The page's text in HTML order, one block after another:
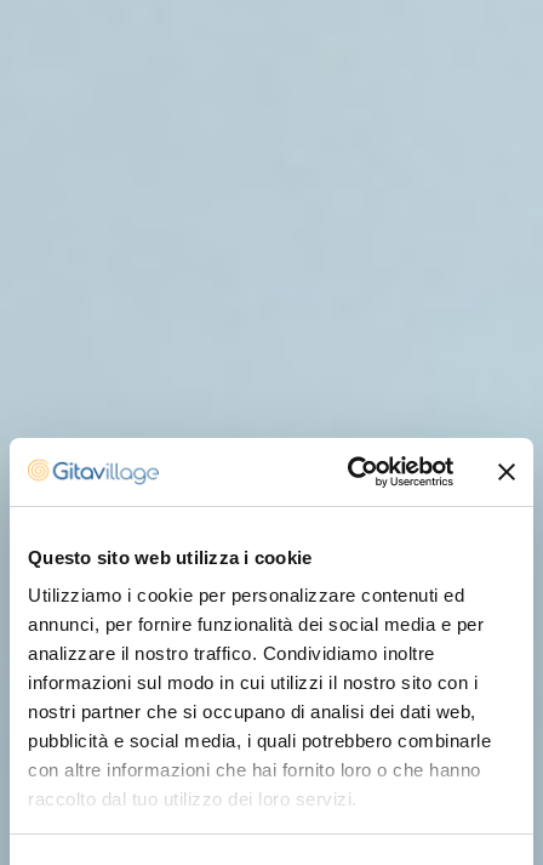
Questo sito web utilizza i cookie
Utilizziamo i cookie per personalizzare contenuti ed
annunci, per fornire funzionalità dei social media e per
analizzare il nostro traffico. Condividiamo inoltre
informazioni sul modo in cui utilizzi il nostro sito con i
nostri partner che si occupano di analisi dei dati web,
pubblicità e social media, i quali potrebbero combinarle
con altre informazioni che hai fornito loro o che hanno
raccolto dal tuo utilizzo dei loro servizi.